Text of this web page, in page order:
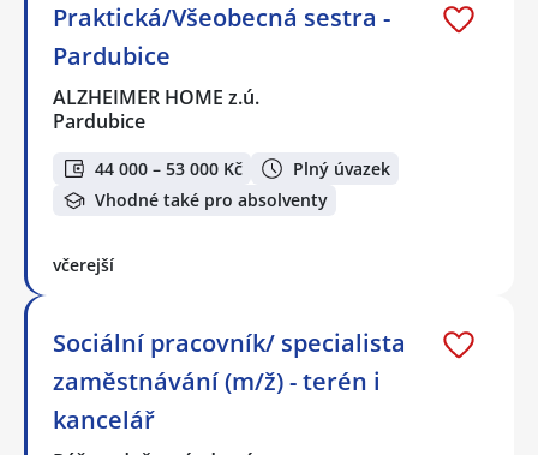
Praktická/Všeobecná sestra -
Pardubice
ALZHEIMER HOME z.ú.
Pardubice
44 000 – 53 000 Kč
Plný úvazek
Vhodné také pro absolventy
včerejší
Sociální pracovník/ specialista
zaměstnávání (m/ž) - terén i
kancelář